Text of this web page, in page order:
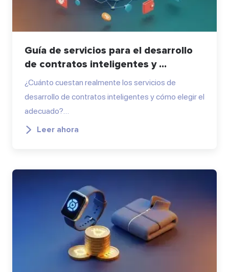
Guía de servicios para el desarrollo
de contratos inteligentes y ...
¿Cuánto cuestan realmente los servicios de
desarrollo de contratos inteligentes y cómo elegir el
adecuado?…
Leer ahora